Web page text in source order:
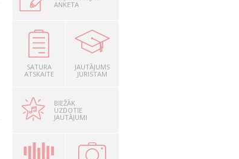
ANKETA
SATURA
ATSKAITE
JAUTĀJUMS
JURISTAM
BIEŽĀK
UZDOTIE
JAUTĀJUMI